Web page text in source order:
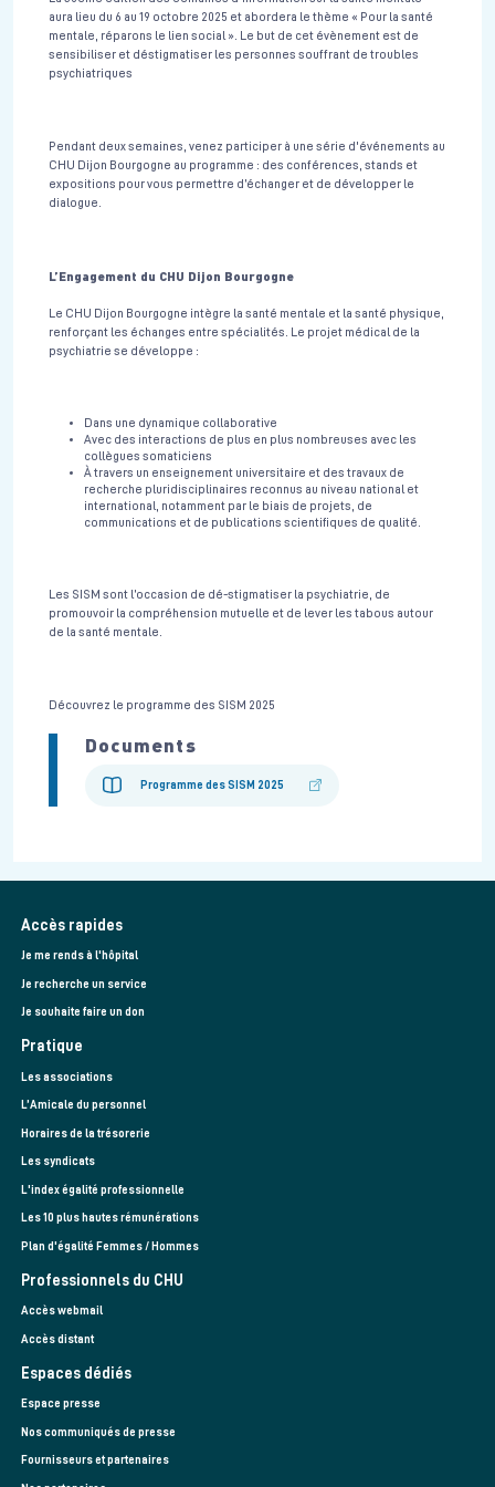
aura lieu du 6 au 19 octobre 2025 et abordera le thème « Pour la santé
mentale, réparons le lien social ». Le but de cet évènement est de
sensibiliser et déstigmatiser les personnes souffrant de troubles
psychiatriques
Pendant deux semaines, venez participer à une série d'événements au
CHU Dijon Bourgogne au programme : des conférences, stands et
expositions pour vous permettre d’échanger et de développer le
dialogue.
L’Engagement du CHU Dijon Bourgogne
Le CHU Dijon Bourgogne intègre la santé mentale et la santé physique,
renforçant les échanges entre spécialités. Le projet médical de la
psychiatrie se développe :
Dans une dynamique collaborative
Avec des interactions de plus en plus nombreuses avec les
collègues somaticiens
À travers un enseignement universitaire et des travaux de
recherche pluridisciplinaires reconnus au niveau national et
international, notamment par le biais de projets, de
communications et de publications scientifiques de qualité.
Les SISM sont l’occasion de dé-stigmatiser la psychiatrie, de
promouvoir la compréhension mutuelle et de lever les tabous autour
de la santé mentale.
Découvrez le programme des SISM 2025
Documents
Programme des SISM 2025
Accès rapides
Je me rends à l'hôpital
Je recherche un service
Je souhaite faire un don
Pratique
Les associations
L’Amicale du personnel
Horaires de la trésorerie
Les syndicats
L'index égalité professionnelle
Les 10 plus hautes rémunérations
Plan d'égalité Femmes / Hommes
Professionnels du CHU
Accès webmail
Accès distant
Espaces dédiés
Espace presse
Nos communiqués de presse
Fournisseurs et partenaires